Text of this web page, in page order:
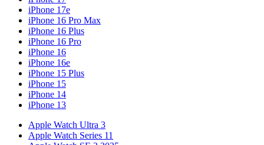
iPhone 17e
iPhone 16 Pro Max
iPhone 16 Plus
iPhone 16 Pro
iPhone 16
iPhone 16e
iPhone 15 Plus
iPhone 15
iPhone 14
iPhone 13
Apple Watch Ultra 3
Apple Watch Series 11